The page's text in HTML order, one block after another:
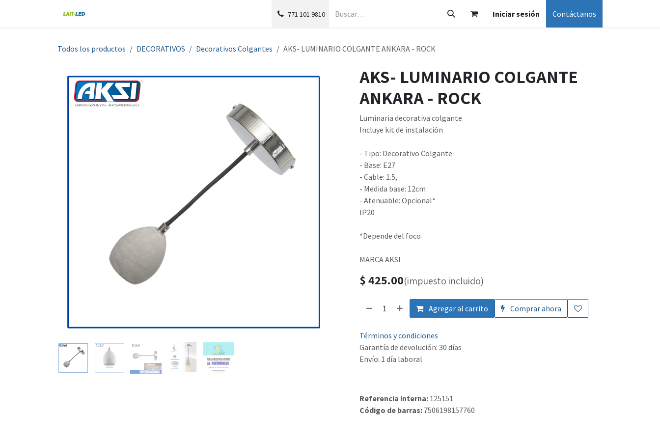
771 101 9810 Iniciar sesión Contáctanos
Todos los productos DECORATIVOS Decorativos Colgantes AKS- LUMINARIO COLGANTE ANKARA - ROCK
AKS- LUMINARIO COLGANTE
ANKARA - ROCK
Luminaria decorativa colgante
Incluye kit de instalación
- Tipo: Decorativo Colgante
- Base: E27
- Cable: 1.5,
- Medida base: 12cm
- Atenuable: Opcional*
IP20
*Depende del foco
MARCA AKSI
$425.00(impuesto incluido)
Agregar al carrito Comprar ahora
Términos y condiciones
Garantía de devolución: 30 días
Envío: 1 día laboral
Referencia interna: 125151
Código de barras: 7506198157760